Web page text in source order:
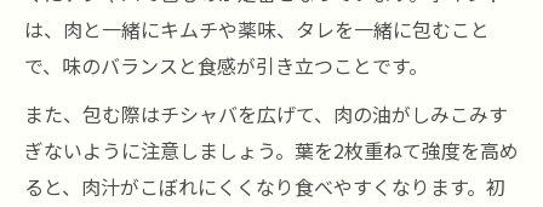
は、肉と一緒にキムチや薬味、タレを一緒に包むこと
で、味のバランスと食感が引き立つことです。
また、包む際はチシャバを広げて、肉の油がしみこみす
ぎないように注意しましょう。葉を2枚重ねて強度を高め
ると、肉汁がこぼれにくくなり食べやすくなります。初